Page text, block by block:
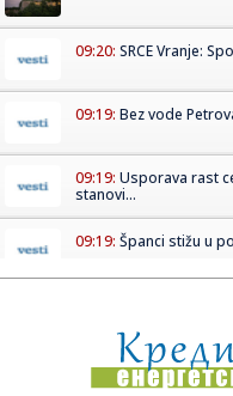
09:20: SRCE Vranje:
09:19: Bez vode
09:19: Usporava rast
stanovi...
09:19: Španci stižu u
09:18:Srbija budući
nov...